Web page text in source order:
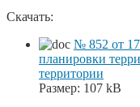
Скачать:
№ 852 от
планировки
территории
Размер: 107 kB